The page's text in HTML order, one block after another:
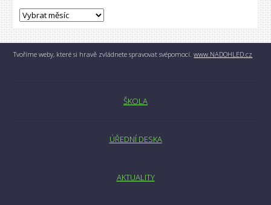
Tvoříme weby, které si hravě zvládnete spravovat svépomocí.www.NADOHLED.cz
ŠKOLA
ÚŘEDNÍ DESKA
AKTUALITY